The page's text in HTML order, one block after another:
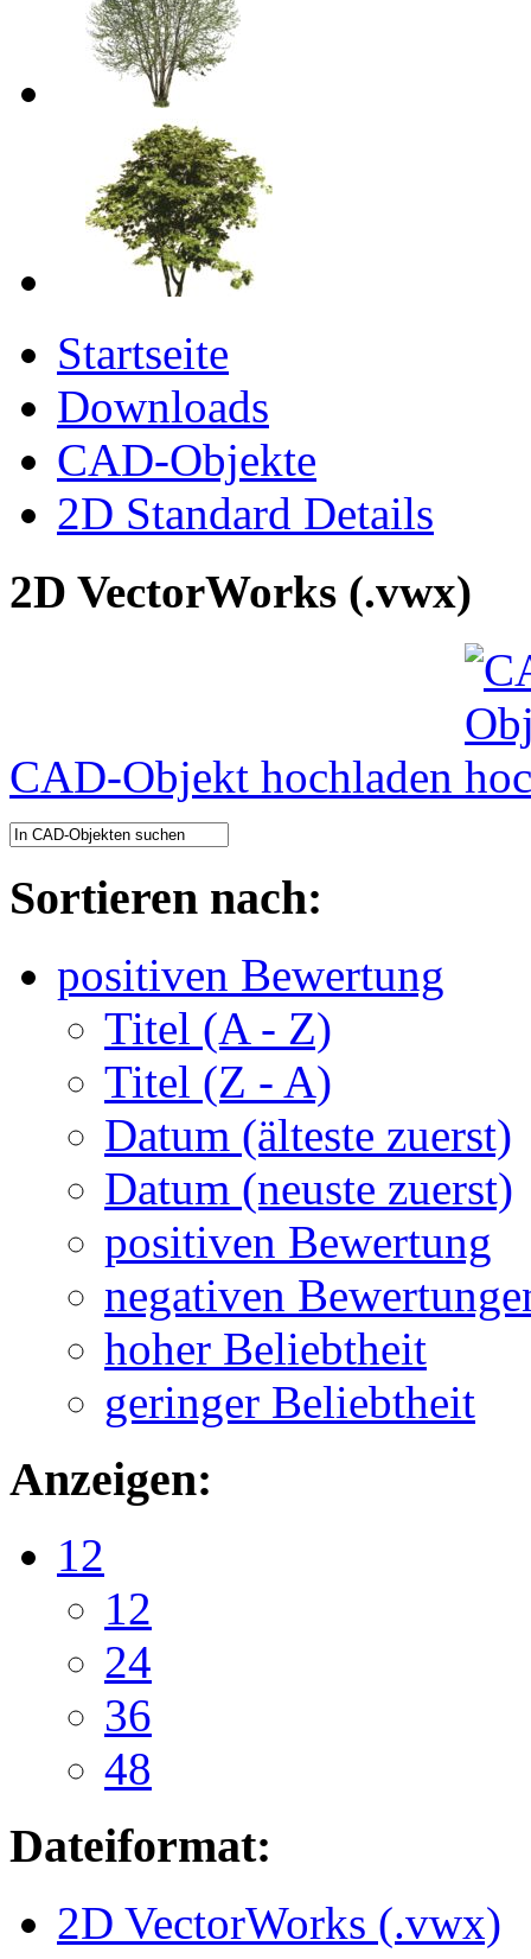
Startseite
Downloads
CAD-Objekte
2D Standard Details
2D VectorWorks (.vwx)
CAD-Objekt hochladen
Sortieren nach:
positiven Bewertung
Titel (A - Z)
Titel (Z - A)
Datum (älteste zuerst)
Datum (neuste zuerst)
positiven Bewertung
negativen
hoher Beliebtheit
geringer Beliebtheit
Anzeigen:
12
12
24
36
48
Dateiformat:
2D VectorWorks (.vwx)